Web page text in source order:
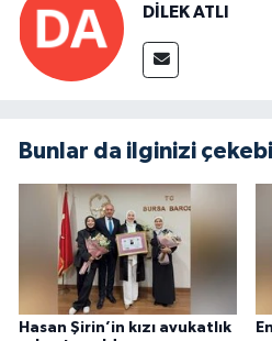
DİLEK ATLI
Bunlar da ilginizi
Hasan Şirin’in kızı avukatlık